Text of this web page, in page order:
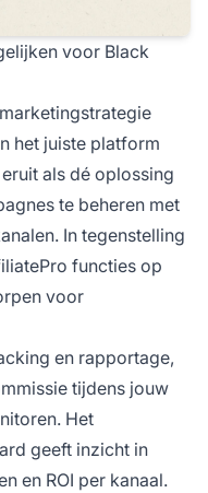
voor Black
het juiste platform
als dé oplossing
te beheren met
In tegenstelling
functies op
voor
en rapportage,
tijdens jouw
Het
geeft inzicht in
en ROI per kanaal.